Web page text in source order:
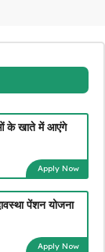
के खाते में आएंगे
Apply Now
पेंशन योजना
Apply Now